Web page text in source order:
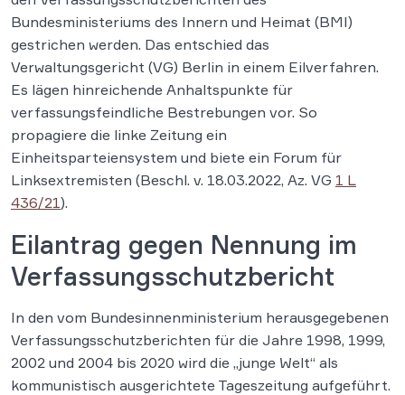
Bundesministeriums des Innern und Heimat (BMI)
gestrichen werden. Das entschied das
Verwaltungsgericht (VG) Berlin in einem Eilverfahren.
Es lägen hinreichende Anhaltspunkte für
verfassungsfeindliche Bestrebungen vor. So
propagiere die linke Zeitung ein
Einheitsparteiensystem und biete ein Forum für
Linksextremisten (Beschl. v. 18.03.2022, Az. VG 1 L
436/21).
Eilantrag gegen Nennung im
Verfassungsschutzbericht
In den vom Bundesinnenministerium herausgegebenen
Verfassungsschutzberichten für die Jahre 1998, 1999,
2002 und 2004 bis 2020 wird die „junge Welt“ als
kommunistisch ausgerichtete Tageszeitung aufgeführt.